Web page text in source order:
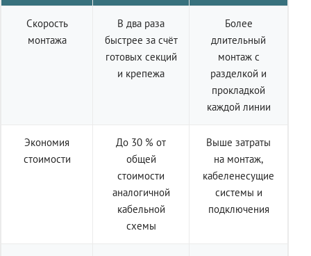
Скорость
монтажа
В два раза
быстрее за счёт
готовых секций
и крепежа
Более
длительный
монтаж с
разделкой и
прокладкой
каждой линии
Экономия
стоимости
До 30 % от
общей
стоимости
аналогичной
кабельной
схемы
Выше затраты
на монтаж,
кабеленесущие
системы и
подключения